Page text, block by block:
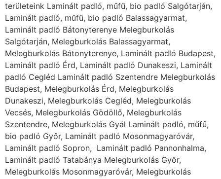
területeink Laminált padló, műfű, bio padló Salgótarján,
Laminált padló, műfű, bio padló Balassagyarmat,
Laminált padló Bátonyterenye Melegburkolás
Salgótarján, Melegburkolás Balassagyarmat,
Melegburkolás Bátonyterenye, Laminált padló Budapest,
Laminált padló Érd, Laminált padló Dunakeszi, Laminált
padló Cegléd Laminált padló Szentendre Melegburkolás
Budapest, Melegburkolás Érd, Melegburkolás
Dunakeszi, Melegburkolás Cegléd, Melegburkolás
Vecsés, Melegburkolás Gödöllő, Melegburkolás
Szentendre, Melegburkolás Gyál Laminált padló, műfű,
bio padló Győr, Laminált padló Mosonmagyaróvár,
Laminált padló Sopron, Laminált padló Pannonhalma,
Laminált padló Tatabánya Melegburkolás Győr,
Melegburkolás Mosonmagyaróvár, Melegburkolás